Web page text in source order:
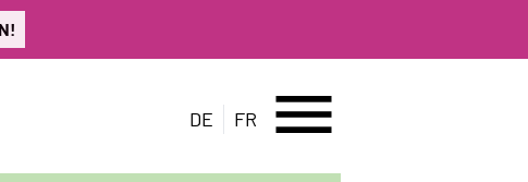
DE FR menu